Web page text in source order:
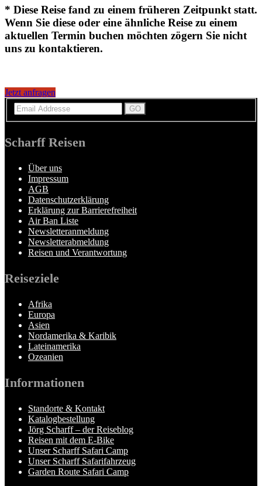
* Diese Reise fand zu einem früheren Zeitpunkt statt.
Wenn Sie diese oder eine ähnliche Reise zu einem
aktuellen Termin buchen möchten zögern Sie nicht
uns zu kontaktieren.
Jetzt anfragen
Scharff Reisen
Über uns
Impressum
AGB
Datenschutzerklärung
Erklärung zur Barrierefreiheit
Air Ban Liste
Newsletteranmeldung
Newsletterabmeldung
Reisen und Verantwortung
Reiseziele
Afrika
Europa
Asien
Nordamerika & Karibik
Lateinamerika
Ozeanien
Informationen
Standorte & Kontakt
Katalogbestellung
Jörg Scharff – der Reiseblog
Reisen mit dem E-Bike
Unser Scharff Safari Camp
Unser Scharff Safarifahrzeug
Garden Route Safari Camp